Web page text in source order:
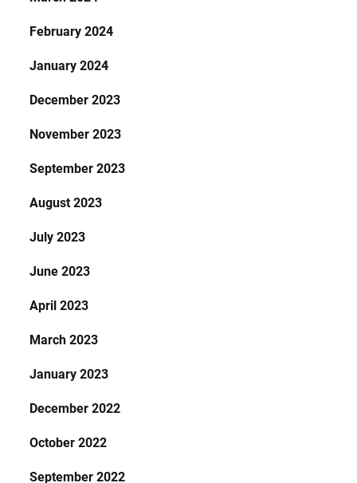
February 2024
January 2024
December 2023
November 2023
September 2023
August 2023
July 2023
June 2023
April 2023
March 2023
January 2023
December 2022
October 2022
September 2022